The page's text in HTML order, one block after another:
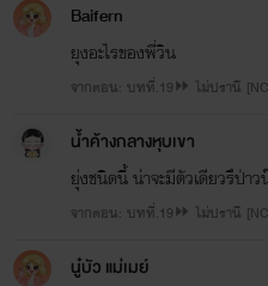
Baifern
ยุงอะไรของพี่วิน
จากตอน: บทที่.19⏩ ไม่ปรานี
น้ำค้างกลางหุบเขา
ยุ่งชนิดนี้ น่าจะมีตัวเดียวรึป่าว
จากตอน: บทที่.19⏩ ไม่ปรานี
นู๋บัว แม่เมย์